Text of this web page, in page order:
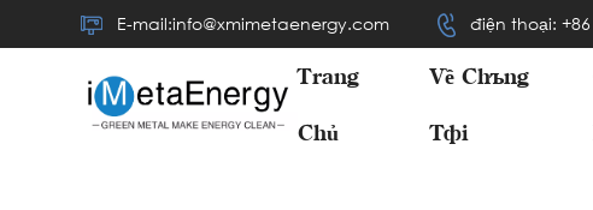
E-mail:info@xmimetaenergy.com điện thoại:
Trang
Chủ
Về Chúng
Tôi